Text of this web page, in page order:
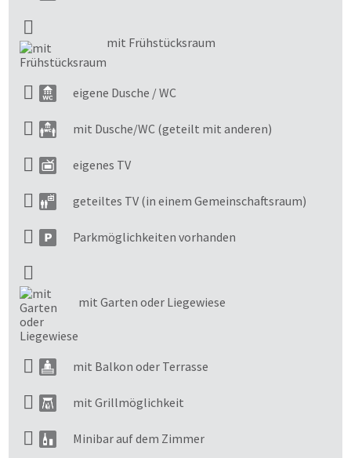
mit Frühstücksraum
eigene Dusche / WC
mit Dusche/WC (geteilt mit anderen)
eigenes TV
geteiltes TV (in einem Gemeinschaftsraum)
Parkmöglichkeiten vorhanden
mit Garten oder Liegewiese
mit Balkon oder Terrasse
mit Grillmöglichkeit
Minibar auf dem Zimmer